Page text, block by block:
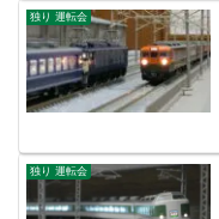
独り 運転会
独り 運転会